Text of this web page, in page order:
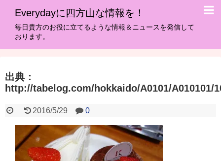
Everydayに四方山な情報を！
毎日貴方のお役に立てるような情報＆ニュースを発信して
おります。
出典：
http://tabelog.com/hokkaido/A0101/A010101/
2016/5/29 0